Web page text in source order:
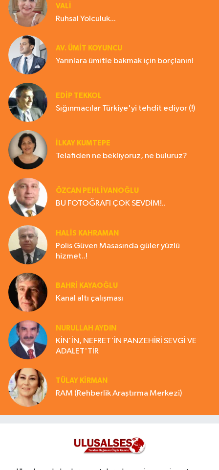
VALİ
Ruhsal Yolculuk...
AV. ÜMIT KOYUNCU
Yarınlara ümitle bakmak için borçlanın!
EDIP TEKKOL
Sığınmacılar Türkiye'yi tehdit ediyor (!)
İLKAY KUMTEPE
Telafiden ne bekliyoruz, ne buluruz?
ÖZCAN PEHLİVANOĞLU
BU FOTOĞRAFI ÇOK SEVDİM!..
HALIS KAHRAMAN
Polis Güven Masasında güler yüzlü
hizmet..!
BAHRI KAYAOĞLU
Kanal altı çalışması
NURULLAH AYDIN
KİN'İN, NEFRET'İN PANZEHİRİ SEVGİ VE
ADALET'TİR
TÜLAY KİRMAN
RAM (Rehberlik Araştırma Merkezi)